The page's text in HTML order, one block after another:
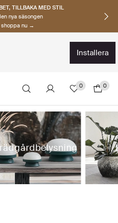
MÄRKEN
favoriter nu
shoppa →
installera
0 0